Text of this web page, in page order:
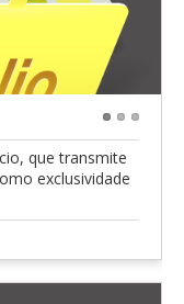
que transmite
exclusividade